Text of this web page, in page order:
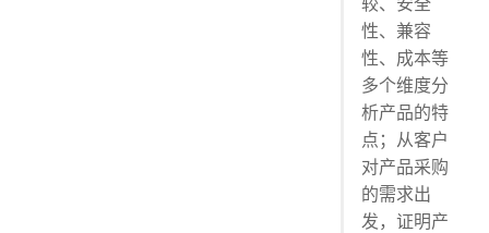
性、兼容
性、成本等
多个维度分
析产品的特
点；从客户
对产品采购
的需求出
发，证明产